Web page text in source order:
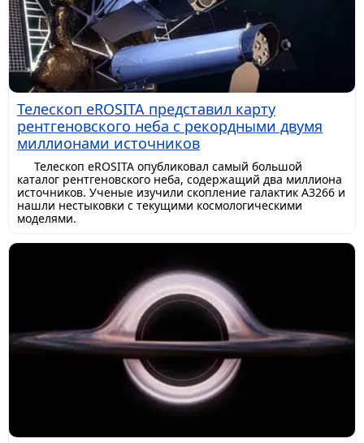
Телескоп eROSITA представил карту
рентгеновского неба с рекордными двумя
миллионами источников
Телескоп eROSITA опубликовал самый большой
каталог рентгеновского неба, содержащий два миллиона
источников. Ученые изучили скопление галактик A3266 и
нашли нестыковки с текущими космологическими
моделями.